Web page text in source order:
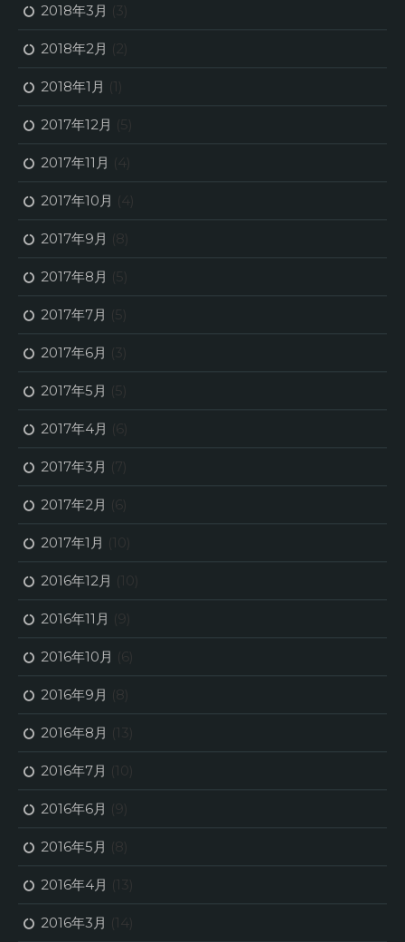
2018年3月 (3)
2018年2月 (2)
2018年1月 (1)
2017年12月 (5)
2017年11月 (4)
2017年10月 (4)
2017年9月 (8)
2017年8月 (5)
2017年7月 (5)
2017年6月 (3)
2017年5月 (5)
2017年4月 (6)
2017年3月 (7)
2017年2月 (6)
2017年1月 (10)
2016年12月 (10)
2016年11月 (9)
2016年10月 (6)
2016年9月 (8)
2016年8月 (13)
2016年7月 (10)
2016年6月 (9)
2016年5月 (8)
2016年4月 (13)
2016年3月 (14)